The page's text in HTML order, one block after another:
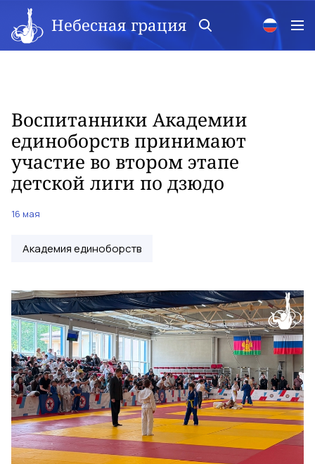
Небесная грация
Воспитанники Академии
единоборств принимают
участие во втором этапе
детской лиги по дзюдо
16 мая
Академия единоборств